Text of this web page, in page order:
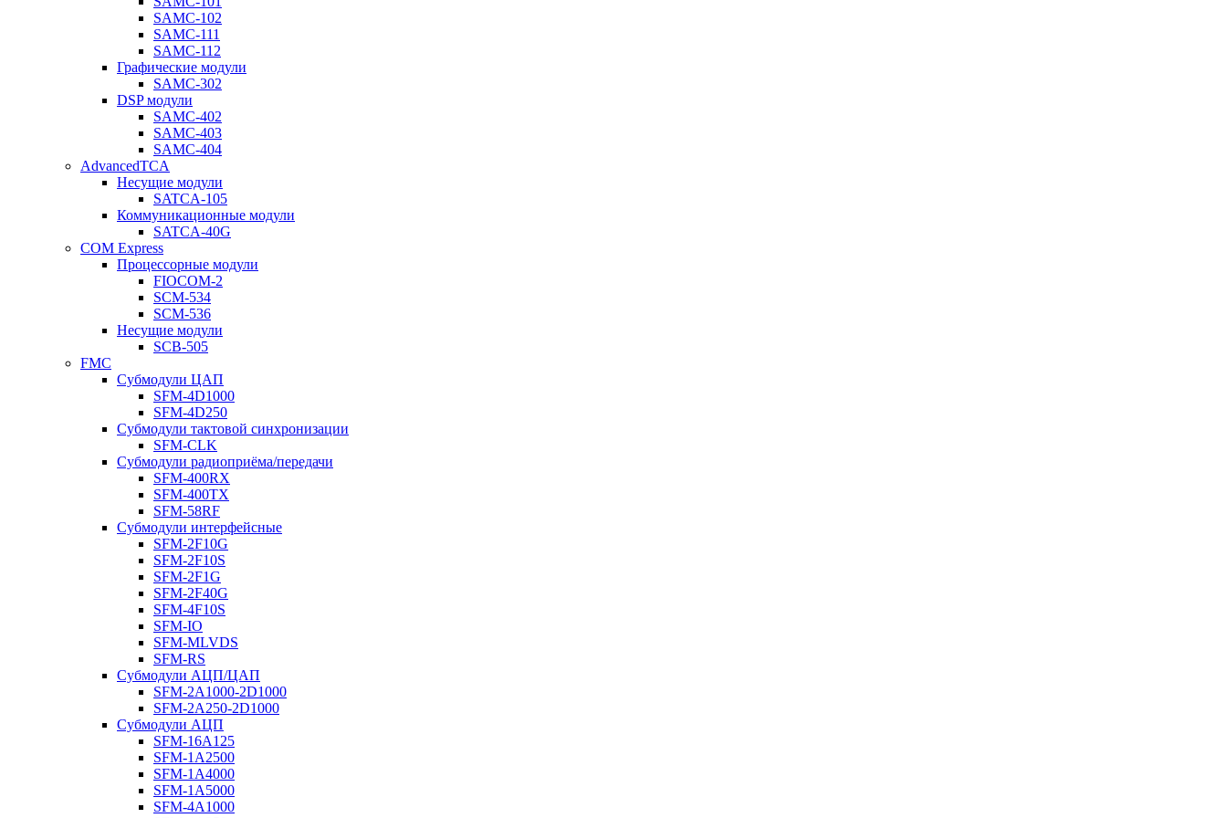
SAMC-102
SAMC-111
SAMC-112
Графические модули
SAMC-302
DSP модули
SAMC-402
SAMC-403
SAMC-404
AdvancedTCA
Несущие модули
SATCA-105
Коммуникационные модули
SATCA-40G
COM Express
Процессорные модули
FIOCOM-2
SCM-534
SCM-536
Несущие модули
SCB-505
FMC
Субмодули ЦАП
SFM-4D1000
SFM-4D250
Субмодули тактовой синхронизации
SFM-CLK
Субмодули радиоприёма/передачи
SFM-400RX
SFM-400TX
SFM-58RF
Субмодули интерфейсные
SFM-2F10G
SFM-2F10S
SFM-2F1G
SFM-2F40G
SFM-4F10S
SFM-IO
SFM-MLVDS
SFM-RS
Субмодули АЦП/ЦАП
SFM-2A1000-2D1000
SFM-2A250-2D1000
Субмодули АЦП
SFM-16A125
SFM-1A2500
SFM-1A4000
SFM-1A5000
SFM-4A1000